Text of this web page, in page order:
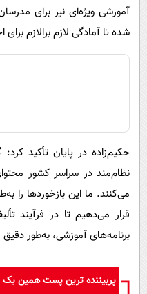
آموزشی ویژه‌ای نیز برای
شده تا آمادگی لازم برالازم
حکیم‌زاده در پایان تأکید
نظام‌مند در سراسر کشور
می‌کنند. ما این بازخوردها را
قرار می‌دهیم تا در فرآیند
برنامه‌های آموزشی، به‌طور دقیق
پربیننده ترین پست همین